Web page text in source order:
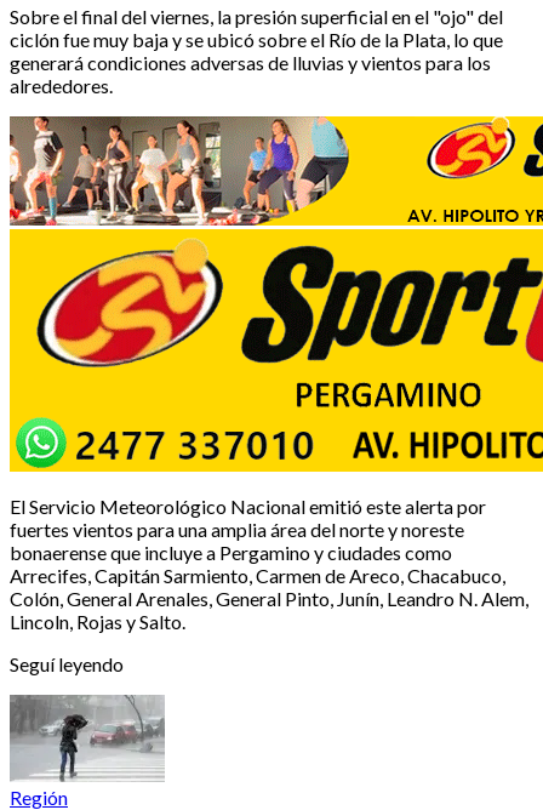
Sobre el final del viernes, la presión superficial en el "ojo" del
ciclón fue muy baja y se ubicó sobre el Río de la Plata, lo que
generará condiciones adversas de lluvias y vientos para los
alrededores.
El Servicio Meteorológico Nacional emitió este alerta por
fuertes vientos para una amplia área del norte y noreste
bonaerense que incluye a Pergamino y ciudades como
Arrecifes, Capitán Sarmiento, Carmen de Areco, Chacabuco,
Colón, General Arenales, General Pinto, Junín, Leandro N. Alem,
Lincoln, Rojas y Salto.
Seguí leyendo
Región